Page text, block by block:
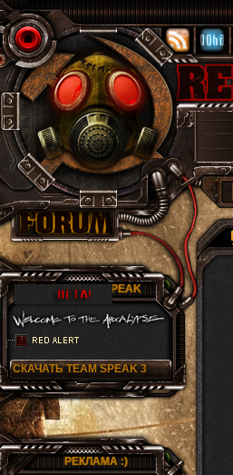
RA TEAM SPEAK
СКАЧАТЬ TEAM SPEAK 3
РЕКЛАМА :)